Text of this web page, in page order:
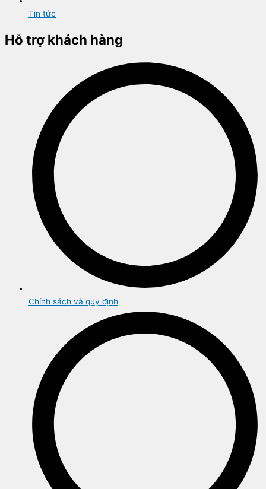
Tin tức
Hỗ trợ khách hàng
Chính sách và quy định